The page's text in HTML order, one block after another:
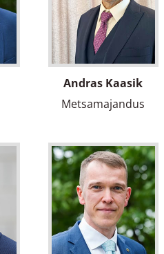
Andras Kaasik
Metsamajandus